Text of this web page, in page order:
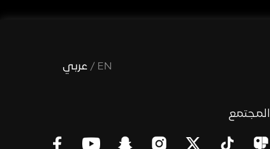
EN
/ عربي
المجتمع